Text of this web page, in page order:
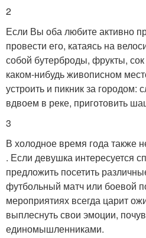
2
Если Вы оба любите активно
провести его, катаясь на
собой бутерброды, фрукты,
каком-нибудь живописном
устроить и пикник за городом:
вдвоем в реке, приготовить
3
В холодное время года также
. Если девушка интересуется
предложить посетить
футбольный матч или боевой
мероприятиях всегда царит
выплеснуть свои эмоции,
единомышленниками.